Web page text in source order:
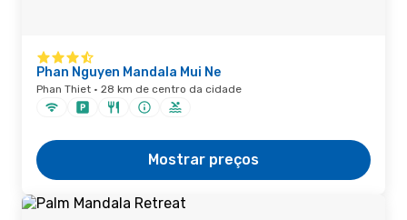
Phan Nguyen Mandala Mui Ne
Phan Thiet · 28 km de centro da cidade
Mostrar preços